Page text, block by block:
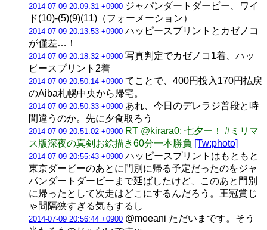
2014-07-09 20:09:31 +0900 ジャパンダートダービー、ワイ
ド(10)-(5)(9)(11)（フォーメーション）
2014-07-09 20:13:53 +0900 ハッピースプリントとカゼノコ
が僅差…！
2014-07-09 20:18:32 +0900 写真判定でカゼノコ1着、ハッ
ピースプリント2着
2014-07-09 20:50:14 +0900 てことで、400円投入170円払戻
のAiba札幌中央から帰宅。
2014-07-09 20:50:33 +0900 あれ、今日のデレラジ普段と時
間違うのか。先に夕食取ろう
2014-07-09 20:51:02 +0900 RT @kirara0: 七夕ー！ #ミリマ
ス版深夜の真剣お絵描き60分一本勝負 [Tw:photo]
2014-07-09 20:55:43 +0900 ハッピースプリントはもともと
東京ダービーのあとに門別に帰る予定だったのをジャ
パンダートダービーまで延ばしたけど、このあと門別
に帰ったとして次走はどこにするんだろう。王冠賞じ
ゃ間隔狭すぎる気もするし
2014-07-09 20:56:44 +0900 @moeani ただいまです。そう